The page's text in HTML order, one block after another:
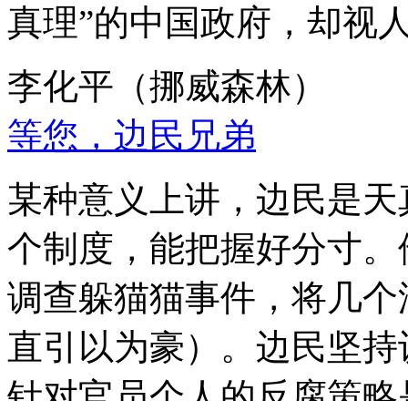
真理”的中国政府，却视
李化平（挪威森林）
等您，边民兄弟
某种意义上讲，边民是
个制度，能把握好分寸
调查躲猫猫事件，将几
直引以为豪）。边民坚